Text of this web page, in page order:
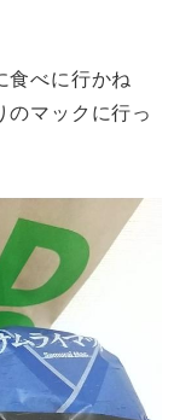
食べに行かね
のマックに行っ